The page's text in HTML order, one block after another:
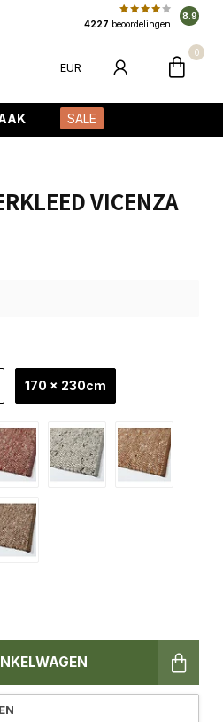
4227 beoordelingen
8.9
EUR
0
SALE
VICENZA
170 x 230cm